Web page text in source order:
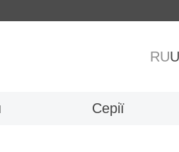
RU
Серії